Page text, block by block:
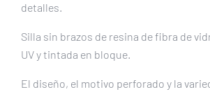
detalles.
Silla sin brazos de resina de fibra de
UV y tintada en bloque.
El diseño, el motivo perforado y la